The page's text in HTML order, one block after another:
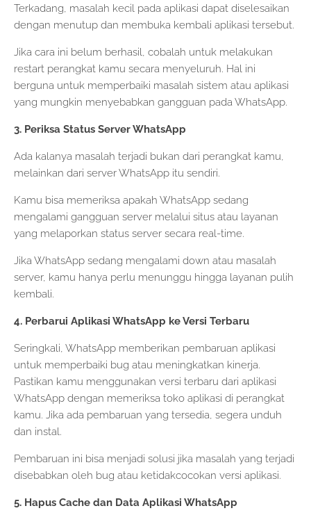
Terkadang, masalah kecil pada aplikasi dapat diselesaikan
dengan menutup dan membuka kembali aplikasi tersebut.
Jika cara ini belum berhasil, cobalah untuk melakukan
restart perangkat kamu secara menyeluruh. Hal ini
berguna untuk memperbaiki masalah sistem atau aplikasi
yang mungkin menyebabkan gangguan pada WhatsApp.
3. Periksa Status Server WhatsApp
Ada kalanya masalah terjadi bukan dari perangkat kamu,
melainkan dari server WhatsApp itu sendiri.
Kamu bisa memeriksa apakah WhatsApp sedang
mengalami gangguan server melalui situs atau layanan
yang melaporkan status server secara real-time.
Jika WhatsApp sedang mengalami down atau masalah
server, kamu hanya perlu menunggu hingga layanan pulih
kembali.
4. Perbarui Aplikasi WhatsApp ke Versi Terbaru
Seringkali, WhatsApp memberikan pembaruan aplikasi
untuk memperbaiki bug atau meningkatkan kinerja.
Pastikan kamu menggunakan versi terbaru dari aplikasi
WhatsApp dengan memeriksa toko aplikasi di perangkat
kamu. Jika ada pembaruan yang tersedia, segera unduh
dan instal.
Pembaruan ini bisa menjadi solusi jika masalah yang terjadi
disebabkan oleh bug atau ketidakcocokan versi aplikasi.
5. Hapus Cache dan Data Aplikasi WhatsApp